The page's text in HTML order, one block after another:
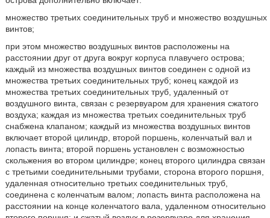
множество третьих соединительных труб и множество воздушных
винтов;
при этом множество воздушных винтов расположены на
расстоянии друг от друга вокруг корпуса плавучего острова;
каждый из множества воздушных винтов соединен с одной из
множества третьих соединительных труб; конец каждой из
множества третьих соединительных труб, удаленный от
воздушного винта, связан с резервуаром для хранения сжатого
воздуха; каждая из множества третьих соединительных труб
снабжена клапаном; каждый из множества воздушных винтов
включает второй цилиндр, второй поршень, коленчатый вал и
лопасть винта; второй поршень установлен с возможностью
скольжения во втором цилиндре; конец второго цилиндра связан
с третьими соединительными трубами, сторона второго поршня,
удаленная относительно третьих соединительных труб,
соединена с коленчатым валом; лопасть винта расположена на
расстоянии на конце коленчатого вала, удаленном относительно